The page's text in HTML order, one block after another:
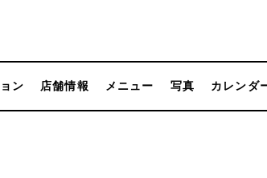
ン 店舗情報 メニュー 写真 カレンダ